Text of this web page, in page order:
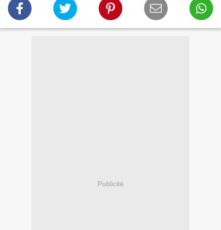
Publicité